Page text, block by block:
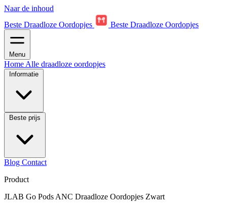
Naar de inhoud
Beste Draadloze Oordopjes
Beste Draadloze Oordopjes
Menu
Home Alle draadloze oordopjes
Informatie
Beste prijs
Blog Contact
Product
JLAB Go Pods ANC Draadloze Oordopjes Zwart